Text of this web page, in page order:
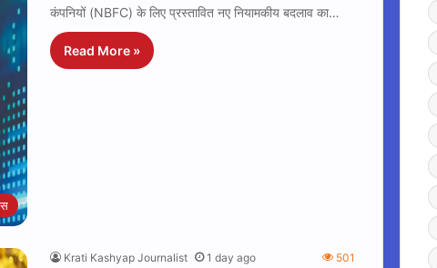
कंपनियों (NBFC) के लिए प्रस्तावित नए नियामकीय बदलाव का…
Read More »
Krati Kashyap Journalist 1 day ago 501